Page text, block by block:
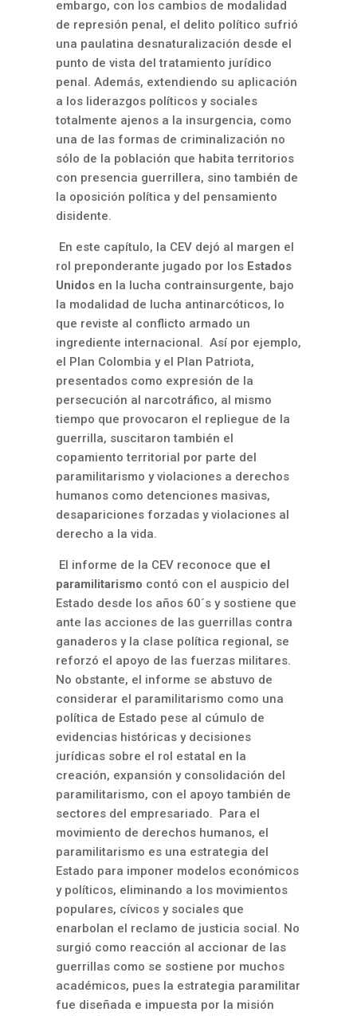
embargo, con los cambios de modalidad
de represión penal, el delito político sufrió
una paulatina desnaturalización desde el
punto de vista del tratamiento jurídico
penal. Además, extendiendo su aplicación
a los liderazgos políticos y sociales
totalmente ajenos a la insurgencia, como
una de las formas de criminalización no
sólo de la población que habita territorios
con presencia guerrillera, sino también de
la oposición política y del pensamiento
disidente.
En este capítulo, la CEV dejó al margen el
rol preponderante jugado por los Estados
Unidosen la lucha contrainsurgente, bajo
la modalidad de lucha antinarcóticos, lo
que reviste al conflicto armado un
ingrediente internacional. Así por ejemplo,
el Plan Colombia y el Plan Patriota,
presentados como expresión de la
persecución al narcotráfico, al mismo
tiempo que provocaron el repliegue de la
guerrilla, suscitaron también el
copamiento territorial por parte del
paramilitarismo y violaciones a derechos
humanos como detenciones masivas,
desapariciones forzadas y violaciones al
derecho a la vida.
El informe de la CEV reconoce que el
paramilitarismo contó con el auspicio del
Estado desde los años 60´s y sostiene que
ante las acciones de las guerrillas contra
ganaderos y la clase política regional, se
reforzó el apoyo de las fuerzas militares.
No obstante, el informe se abstuvo de
considerar el paramilitarismo como una
política de Estado pese al cúmulo de
evidencias históricas y decisiones
jurídicas sobre el rol estatal en la
creación, expansión y consolidación del
paramilitarismo, con el apoyo también de
sectores del empresariado. Para el
movimiento de derechos humanos, el
paramilitarismo es una estrategia del
Estado para imponer modelos económicos
y políticos, eliminando a los movimientos
populares, cívicos y sociales que
enarbolan el reclamo de justicia social. No
surgió como reacción al accionar de las
guerrillas como se sostiene por muchos
académicos, pues la estrategia paramilitar
fue diseñada e impuesta por la misión